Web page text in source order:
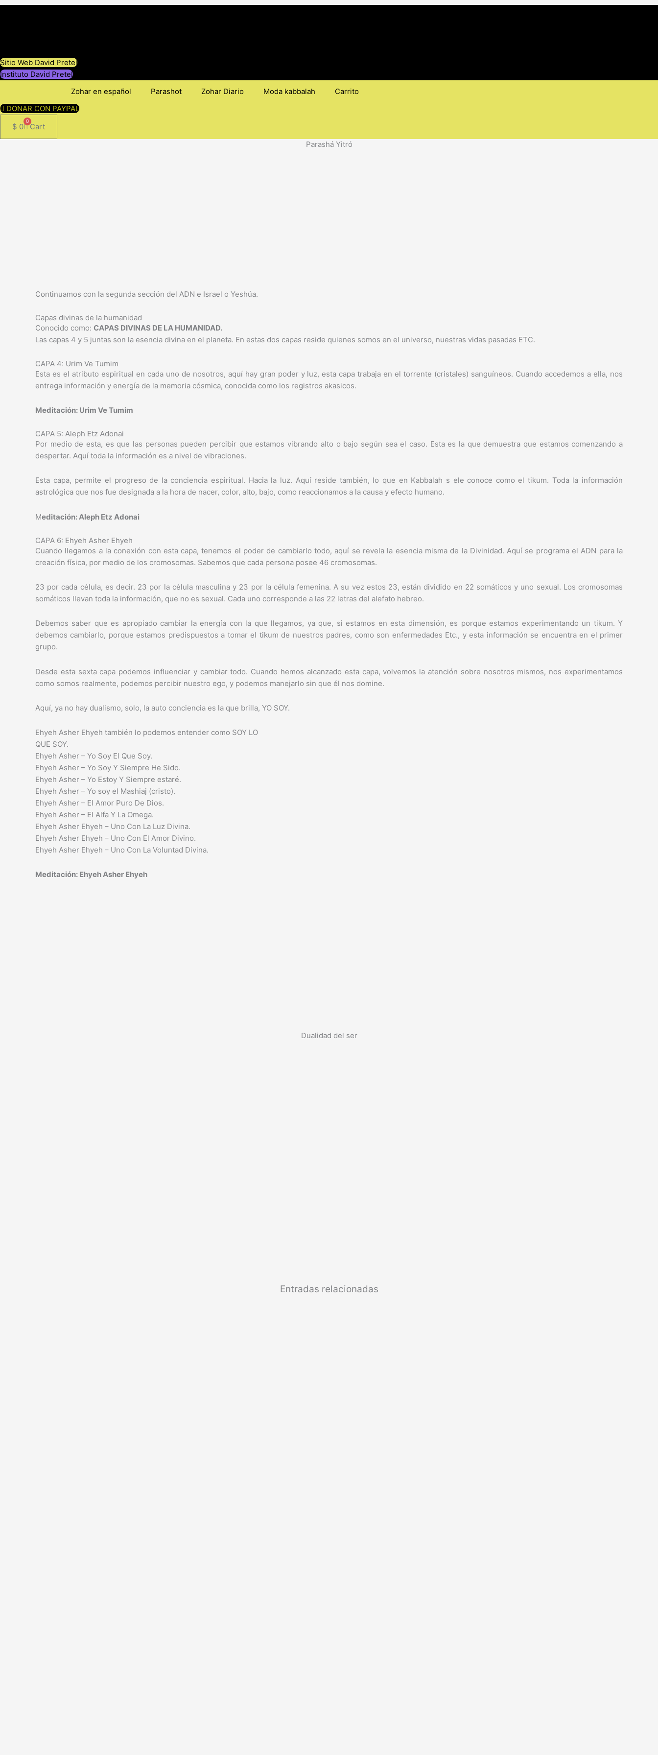
Ir
Sitio Web David Pretel
Instituto David Pretel
Zohar en español
Parashot Zohar Diario Moda kabbalah
Carrito
DONAR CON PAYPAL
$ 0
0
Cart
Parashá Yitró
Continuamos con la segunda sección del ADN e Israel o Yeshúa.
Capas divinas de la humanidad
Conocido como: CAPAS DIVINAS DE LA HUMANIDAD.
Las capas 4 y 5 juntas son la esencia divina en el planeta. En estas dos capas reside quienes somos en el universo, nuestras vidas pasadas ETC.
CAPA 4: Urim Ve Tumim
Esta es el atributo espiritual en cada uno de nosotros, aquí hay gran poder y luz, esta capa trabaja en el torrente (cristales) sanguíneos. Cuando accedemos a ella, nos
entrega información y energía de la memoria cósmica, conocida como los registros akasicos.
Meditación: Urim Ve Tumim
CAPA 5: Aleph Etz Adonai
Por medio de esta, es que las personas pueden percibir que estamos vibrando alto o bajo según sea el caso. Esta es la que demuestra que estamos comenzando a
despertar. Aquí toda la información es a nivel de vibraciones.
Esta capa, permite el progreso de la conciencia espiritual. Hacia la luz. Aquí reside también, lo que en Kabbalah s ele conoce como el tikum. Toda la información
astrológica que nos fue designada a la hora de nacer, color, alto, bajo, como reaccionamos a la causa y efecto humano.
Meditación: Aleph Etz Adonai
CAPA 6: Ehyeh Asher Ehyeh
Cuando llegamos a la conexión con esta capa, tenemos el poder de cambiarlo todo, aquí se revela la esencia misma de la Divinidad. Aquí se programa el ADN para la
creación física, por medio de los cromosomas. Sabemos que cada persona posee 46 cromosomas.
23 por cada célula, es decir. 23 por la célula masculina y 23 por la célula femenina. A su vez estos 23, están dividido en 22 somáticos y uno sexual. Los cromosomas
somáticos llevan toda la información, que no es sexual. Cada uno corresponde a las 22 letras del alefato hebreo.
Debemos saber que es apropiado cambiar la energía con la que llegamos, ya que, si estamos en esta dimensión, es porque estamos experimentando un tikum. Y
debemos cambiarlo, porque estamos predispuestos a tomar el tikum de nuestros padres, como son enfermedades Etc., y esta información se encuentra en el primer
grupo.
Desde esta sexta capa podemos influenciar y cambiar todo. Cuando hemos alcanzado esta capa, volvemos la atención sobre nosotros mismos, nos experimentamos
como somos realmente, podemos percibir nuestro ego, y podemos manejarlo sin que él nos domine.
Aquí, ya no hay dualismo, solo, la auto conciencia es la que brilla, YO SOY.
Ehyeh Asher Ehyeh también lo podemos entender como SOY LO
QUE SOY.
Ehyeh Asher – Yo Soy El Que Soy.
Ehyeh Asher – Yo Soy Y Siempre He Sido.
Ehyeh Asher – Yo Estoy Y Siempre estaré.
Ehyeh Asher – Yo soy el Mashiaj (cristo).
Ehyeh Asher – El Amor Puro De Dios.
Ehyeh Asher – El Alfa Y La Omega.
Ehyeh Asher Ehyeh – Uno Con La Luz Divina.
Ehyeh Asher Ehyeh – Uno Con El Amor Divino.
Ehyeh Asher Ehyeh – Uno Con La Voluntad Divina.
Meditación: Ehyeh Asher Ehyeh
Dualidad del ser
Entradas relacionadas